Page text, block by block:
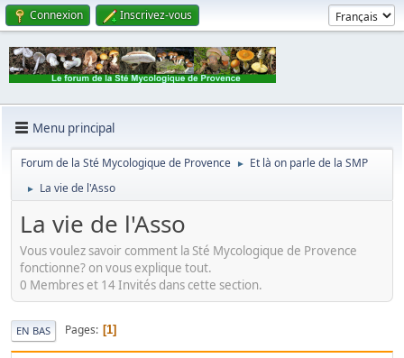
Connexion Inscrivez-vous
Menu principal
Forum de la Sté Mycologique de Provence ► Et là on parle de la SMP
► La vie de l'Asso
La vie de l'Asso
Vous voulez savoir comment la Sté Mycologique de Provence
fonctionne? on vous explique tout.
0 Membres et 14 Invités dans cette section.
EN BAS Pages 1